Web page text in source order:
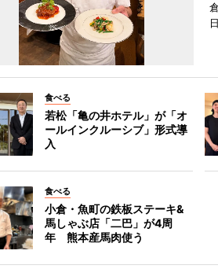
食べる
若松「亀の井ホテル」が「オ
ールインクルーシブ」形式導
入
食べる
小倉・魚町の鉄板ステーキ&
馬しゃぶ店「二巴」が4周
年 熊本産馬肉使う